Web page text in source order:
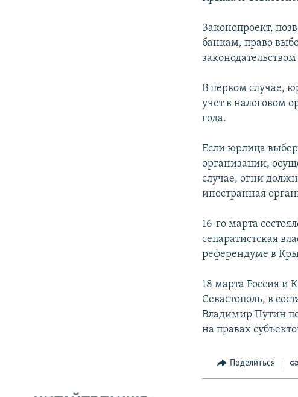
Законопроект,
банкам, право
В первом случае,
учет в налоговом
года.
Если юрлица
организации,
случае, огни
иностранная
16-го марта
сепаратистская
референдуме в
18 марта Россия и
Севастополь, в
Владимир Путин
на правах
Поделиться